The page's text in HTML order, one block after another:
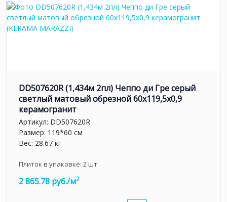
DD507620R (1,434м 2пл) Чеппо ди Гре серый
светлый матовый обрезной 60x119,5x0,9
керамогранит
Артикул: DD507620R
Размер: 119*60 см
Вес: 28.67 кг
Плиток в упаковке: 2шт
2 865.78 руб./м2